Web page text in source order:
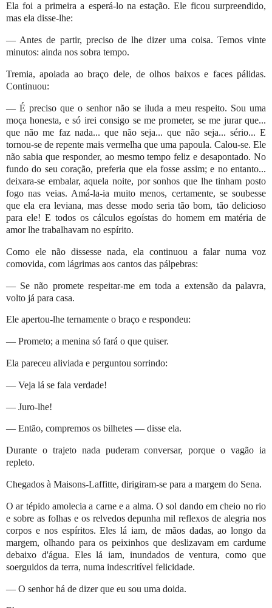
Ela foi a primeira a esperá-lo na estação. Ele ficou surpreendido,
mas ela disse-lhe:
— Antes de partir, preciso de lhe dizer uma coisa. Temos vinte
minutos: ainda nos sobra tempo.
Tremia, apoiada ao braço dele, de olhos baixos e faces pálidas.
Continuou:
— É preciso que o senhor não se iluda a meu respeito. Sou uma
moça honesta, e só irei consigo se me prometer, se me jurar que...
que não me faz nada... que não seja... que não seja... sério... E
tornou-se de repente mais vermelha que uma papoula. Calou-se. Ele
não sabia que responder, ao mesmo tempo feliz e desapontado. No
fundo do seu coração, preferia que ela fosse assim; e no entanto...
deixara-se embalar, aquela noite, por sonhos que lhe tinham posto
fogo nas veias. Amá-la-ia muito menos, certamente, se soubesse
que ela era leviana, mas desse modo seria tão bom, tão delicioso
para ele! E todos os cálculos egoístas do homem em matéria de
amor lhe trabalhavam no espírito.
Como ele não dissesse nada, ela continuou a falar numa voz
comovida, com lágrimas aos cantos das pálpebras:
— Se não promete respeitar-me em toda a extensão da palavra,
volto já para casa.
Ele apertou-lhe ternamente o braço e respondeu:
— Prometo; a menina só fará o que quiser.
Ela pareceu aliviada e perguntou sorrindo:
— Veja lá se fala verdade!
— Juro-lhe!
— Então, compremos os bilhetes — disse ela.
Durante o trajeto nada puderam conversar, porque o vagão ia
repleto.
Chegados à Maisons-Laffitte, dirigiram-se para a margem do Sena.
O ar tépido amolecia a carne e a alma. O sol dando em cheio no rio
e sobre as folhas e os relvedos depunha mil reflexos de alegria nos
corpos e nos espíritos. Eles lá iam, de mãos dadas, ao longo da
margem, olhando para os peixinhos que deslizavam em cardume
debaixo d'água. Eles lá iam, inundados de ventura, como que
soerguidos da terra, numa indescritível felicidade.
— O senhor há de dizer que eu sou uma doida.